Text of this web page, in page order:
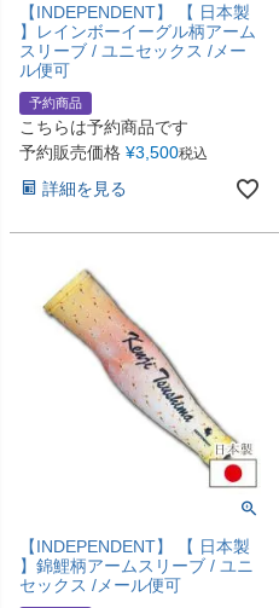
【INDEPENDENT】 【 日本製
】レインボーイーグル柄アーム
スリーブ / ユニセックス /メー
ル便可
予約商品
こちらは予約商品です
予約販売価格 ¥3,500税込
詳細を見る
【INDEPENDENT】 【 日本製
】錦鯉柄アームスリーブ / ユニ
セックス /メール便可